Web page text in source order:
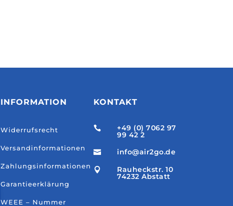
INFORMATION
Widerrufsrecht
Versandinformationen
Zahlungsinformationen
Garantieerklärung
WEEE – Nummer
KONTAKT
 +49 (0) 7062 97
99 42 2
 info@air2go.de
 Rauheckstr. 10
74232 Abstatt